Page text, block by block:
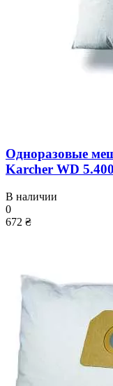
Одноразовые
Karcher WD
В наличии
0
672 ₴